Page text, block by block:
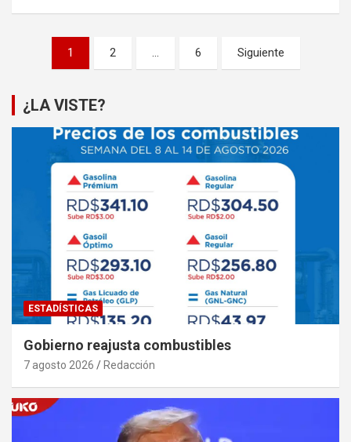
Paginación
entradas
1 2 … 6 Siguiente
¿LA VISTE?
ESTADÍSTICAS
Gobierno reajusta combustibles
7 agosto 2026 Redacción